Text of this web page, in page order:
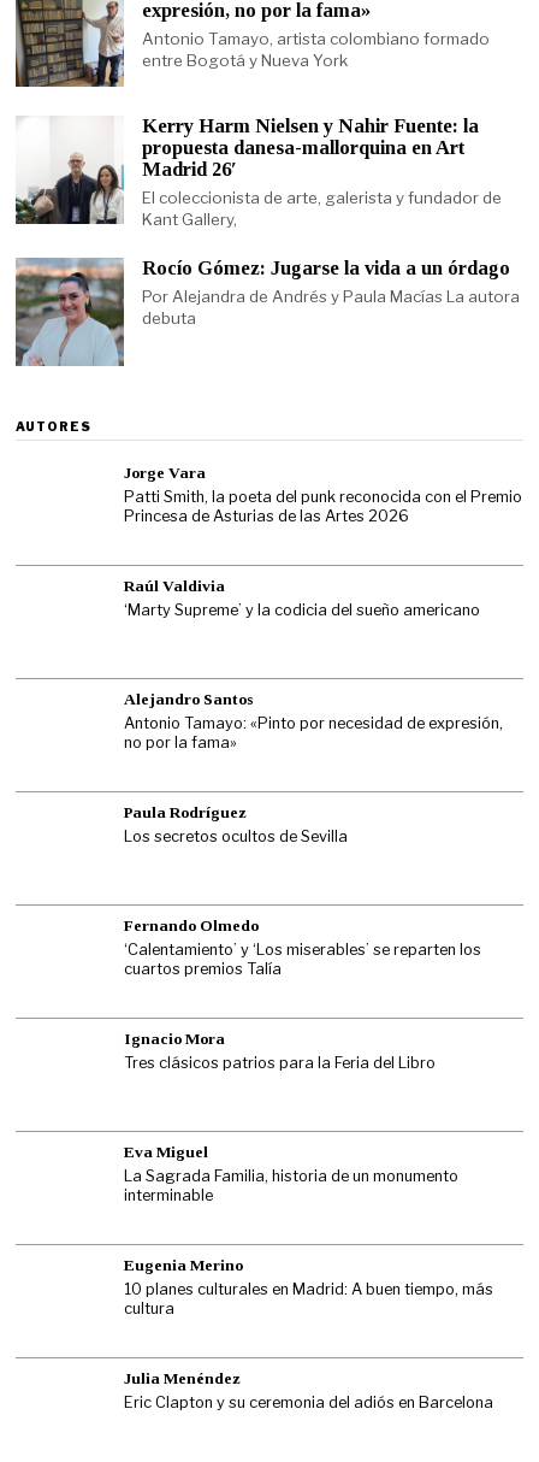
expresión, no por la fama»
Antonio Tamayo, artista colombiano formado
entre Bogotá y Nueva York
Kerry Harm Nielsen y Nahir Fuente: la
propuesta danesa-mallorquina en Art
Madrid 26′
El coleccionista de arte, galerista y fundador de
Kant Gallery,
Rocío Gómez: Jugarse la vida a un órdago
Por Alejandra de Andrés y Paula Macías La autora
debuta
AUTORES
Jorge Vara
Patti Smith, la poeta del punk reconocida con el Premio
Princesa de Asturias de las Artes 2026
Raúl Valdivia
‘Marty Supreme’ y la codicia del sueño americano
Alejandro Santos
Antonio Tamayo: «Pinto por necesidad de expresión,
no por la fama»
Paula Rodríguez
Los secretos ocultos de Sevilla
Fernando Olmedo
‘Calentamiento’ y ‘Los miserables’ se reparten los
cuartos premios Talía
Ignacio Mora
Tres clásicos patrios para la Feria del Libro
Eva Miguel
La Sagrada Familia, historia de un monumento
interminable
Eugenia Merino
10 planes culturales en Madrid: A buen tiempo, más
cultura
Julia Menéndez
Eric Clapton y su ceremonia del adiós en Barcelona